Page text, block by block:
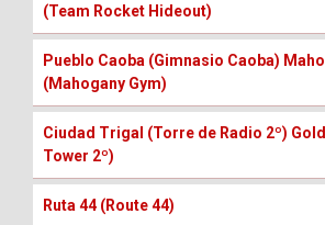
(Team Rocket Hideout)
Pueblo Caoba (Gimnasio Caoba)
(Mahogany Gym)
Ciudad Trigal (Torre de Radio 2º)
Tower 2º)
Ruta 44 (Route 44)